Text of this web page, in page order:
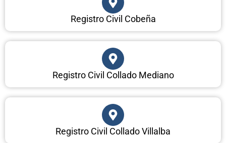
Registro Civil Cobeña
Registro Civil Collado Mediano
Registro Civil Collado Villalba